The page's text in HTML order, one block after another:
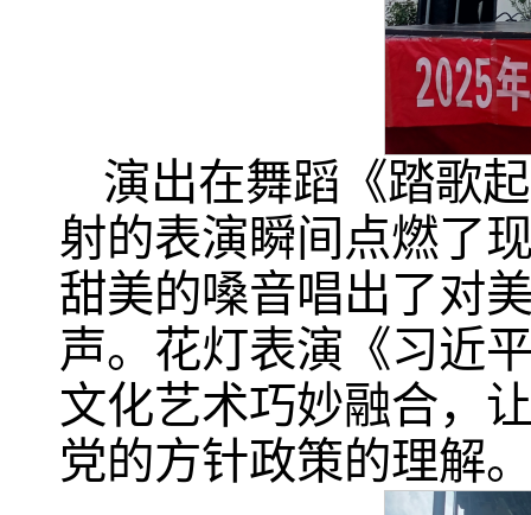
演出在舞蹈《踏歌
射的表演瞬间点燃了
甜美的嗓音唱出了对
声。花灯表演《习近
文化艺术巧妙融合，
党的方针政策的理解